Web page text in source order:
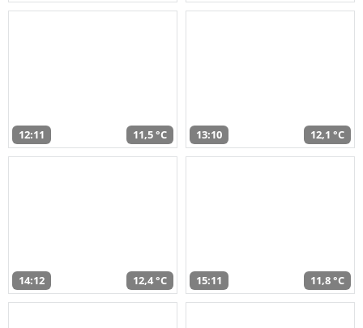
12:11 11,5 °C 13:10 12,1 °C
14:12 12,4 °C 15:11 11,8 °C